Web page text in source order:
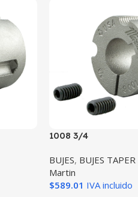
1008 3/4
BUJES, BUJES TAPER
Martin
$589.01 IVA incluido